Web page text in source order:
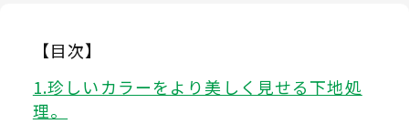
【目次】
珍しいカラーをより美しく見せる下地処
理。